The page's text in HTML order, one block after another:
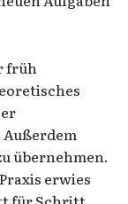
früh
übernehmen.
erwies